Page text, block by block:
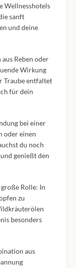
Wellnesshotels
sanft
und deine
Reben oder
Wirkung
Traube entfaltet
für dein
bei einer
oder einen
du noch
genießt den
Rolle: In
zu
besonders
aus